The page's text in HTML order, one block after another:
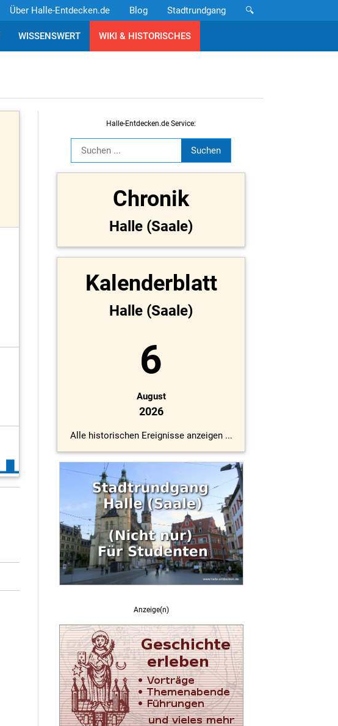
🔍
Stadtrundgang
Blog
Über Halle-Entdecken.de
WISSENSWERT WIKI & HISTORISCHES
Halle-Entdecken.de Service:
Chronik
Halle (Saale)
Kalenderblatt
Halle (Saale)
6
August
2026
Alle historischen Ereignisse anzeigen ...
Anzeige(n)